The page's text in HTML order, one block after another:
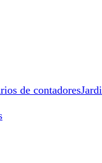
de contadores